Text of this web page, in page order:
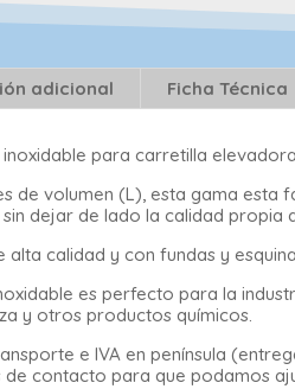
adicional Ficha Técnica
para carretilla
de volumen (L), esta gama
dejar de lado la calidad propia
calidad y con fundas y
es perfecto para la
y otros productos químicos.
e IVA en península
contacto para que podamos